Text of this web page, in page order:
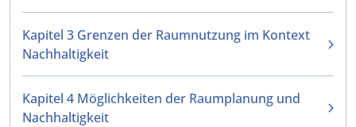
Kapitel 3 Grenzen der Raumnutzung im Kontext
Nachhaltigkeit
Kapitel 4 Möglichkeiten der Raumplanung und
Nachhaltigkeit